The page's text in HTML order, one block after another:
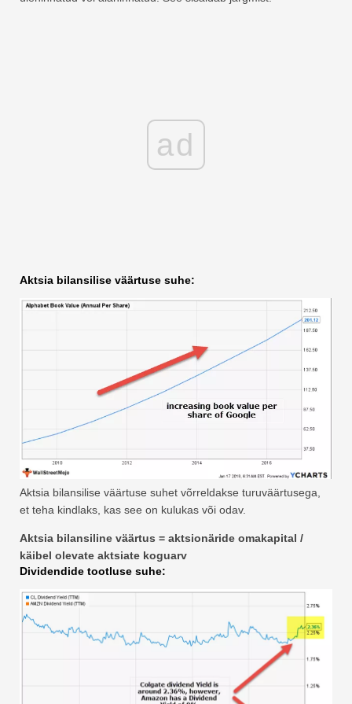
ad
Aktsia bilansilise väärtuse suhe:
Aktsia bilansilise väärtuse suhet võrreldakse turuväärtusega,
et teha kindlaks, kas see on kulukas või odav.
Aktsia bilansiline väärtus = aktsionäride omakapital /
käibel olevate aktsiate koguarv
Dividendide tootluse suhe: